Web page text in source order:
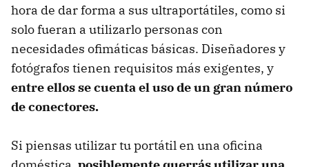
hora de dar forma a sus ultraportátiles, como si
solo fueran a utilizarlo personas con
necesidades ofimáticas básicas. Diseñadores y
fotógrafos tienen requisitos más exigentes, y
entre ellos se cuenta el uso de un gran número
de conectores.
Si piensas utilizar tu portátil en una oficina